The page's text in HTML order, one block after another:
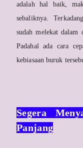
adalah hal baik,
sebaliknya.
sudah melekat
Padahal ada cara
kebiasaan buruk
Segera
Panjang